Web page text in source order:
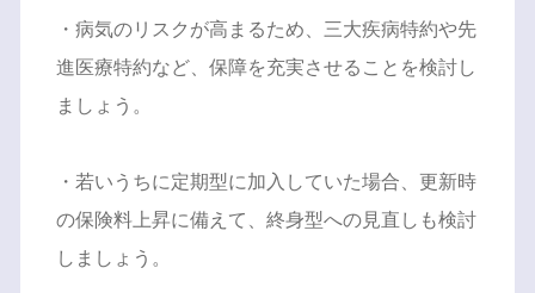
・病気のリスクが高まるため、三大疾病特約や先
進医療特約など、保障を充実させることを検討し
ましょう。
・若いうちに定期型に加入していた場合、更新時
の保険料上昇に備えて、終身型への見直しも検討
しましょう。